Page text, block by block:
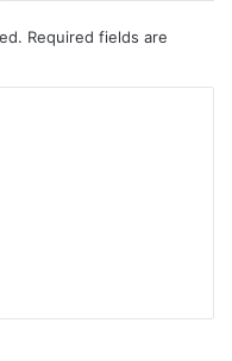
Required fields are